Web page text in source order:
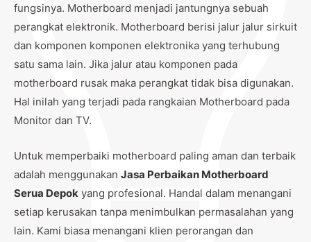
fungsinya. Motherboard menjadi jantungnya sebuah
perangkat elektronik. Motherboard berisi jalur jalur sirkuit
dan komponen komponen elektronika yang terhubung
satu sama lain. Jika jalur atau komponen pada
motherboard rusak maka perangkat tidak bisa digunakan.
Hal inilah yang terjadi pada rangkaian Motherboard pada
Monitor dan TV.
Untuk memperbaiki motherboard paling aman dan terbaik
adalah menggunakan Jasa Perbaikan Motherboard
Serua Depok yang profesional. Handal dalam menangani
setiap kerusakan tanpa menimbulkan permasalahan yang
lain. Kami biasa menangani klien perorangan dan